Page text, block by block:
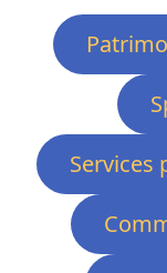
Services